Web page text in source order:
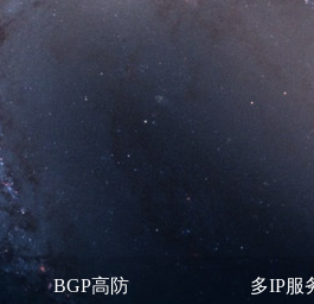
BGP高防 多IP服